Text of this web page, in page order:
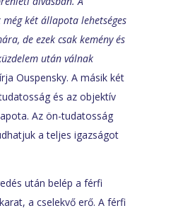
két állapota lehetséges
de ezek csak kemény és
után válnak
Ouspensky. A másik két
és az objektív
Az ön-tudatosság
a teljes igazságot
után belép a férfi
a cselekvő erő. A férfi